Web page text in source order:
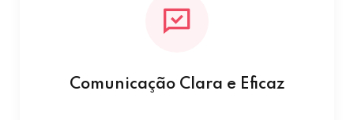
Comunicação Clara e Eficaz